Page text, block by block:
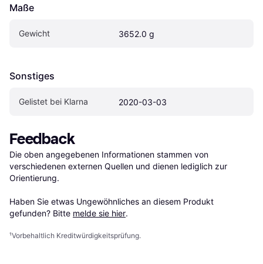
Maße
Gewicht 3652.0 g
Sonstiges
Gelistet bei Klarna 2020-03-03
Feedback
Die oben angegebenen Informationen stammen von
verschiedenen externen Quellen und dienen lediglich zur
Orientierung.
Haben Sie etwas Ungewöhnliches an diesem Produkt
gefunden? Bitte melde sie hier.
¹Vorbehaltlich Kreditwürdigkeitsprüfung.